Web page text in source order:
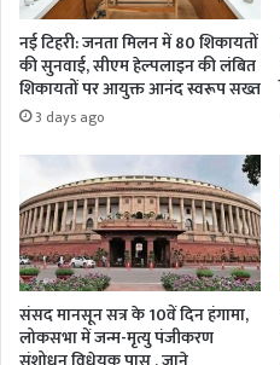
नई टिहरी: जनता मिलन में 80 शिकायतों
की सुनवाई, सीएम हेल्पलाइन की लंबित
शिकायतों पर आयुक्त आनंद स्वरूप सख्त
3 days ago
संसद मानसून सत्र के 10वें दिन हंगामा,
लोकसभा में जन्म-मृत्यु पंजीकरण